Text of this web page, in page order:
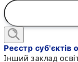
Реєстр суб'єктів
Інший заклад